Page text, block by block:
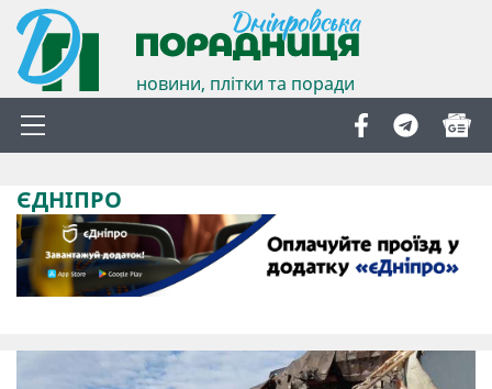
новини, плітки та поради
ЄДНІПРО